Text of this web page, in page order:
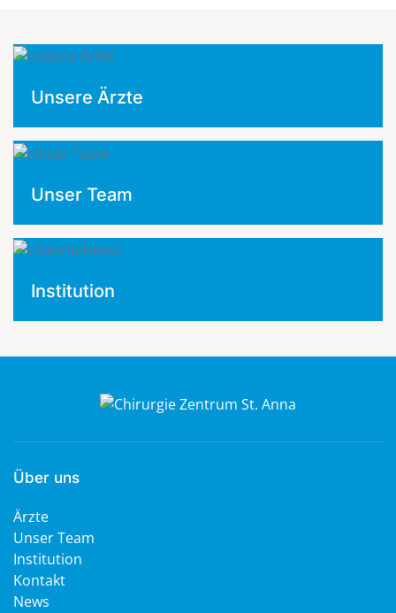
Unsere Ärzte
Unser Team
Institution
Über uns
Ärzte
Unser Team
Institution
Kontakt
News